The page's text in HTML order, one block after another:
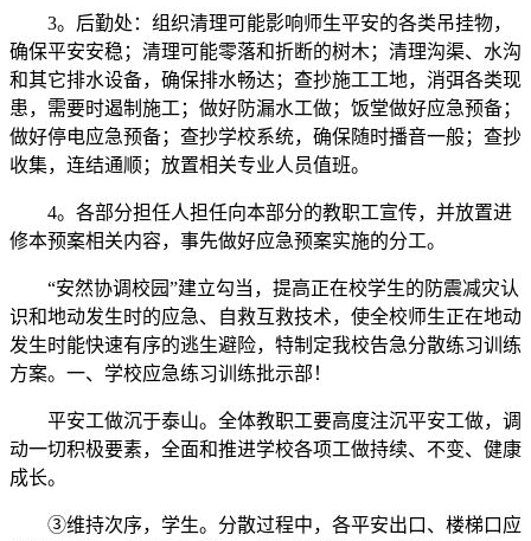
3。后勤处：组织清理可能影响师生平安的各类吊挂物，
确保平安安稳；清理可能零落和折断的树木；清理沟渠、水沟
和其它排水设备，确保排水畅达；查抄施工工地，消弭各类现
患，需要时遏制施工；做好防漏水工做；饭堂做好应急预备；
做好停电应急预备；查抄学校系统，确保随时播音一般；查抄
收集，连结通顺；放置相关专业人员值班。
4。各部分担任人担任向本部分的教职工宣传，并放置进
修本预案相关内容，事先做好应急预案实施的分工。
“安然协调校园”建立勾当，提高正在校学生的防震减灾认
识和地动发生时的应急、自救互救技术，使全校师生正在地动
发生时能快速有序的逃生避险，特制定我校告急分散练习训练
方案。一、学校应急练习训练批示部！
平安工做沉于泰山。全体教职工要高度注沉平安工做，调
动一切积极要素，全面和推进学校各项工做持续、不变、健康
成长。
③维持次序，学生。分散过程中，各平安出口、楼梯口应